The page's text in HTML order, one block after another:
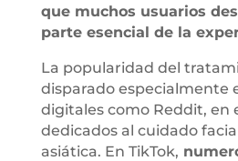
que muchos usuarios
parte esencial de la
La popularidad del
disparado especialmente
digitales como Reddit, en
dedicados al cuidado
asiática. En TikTok,